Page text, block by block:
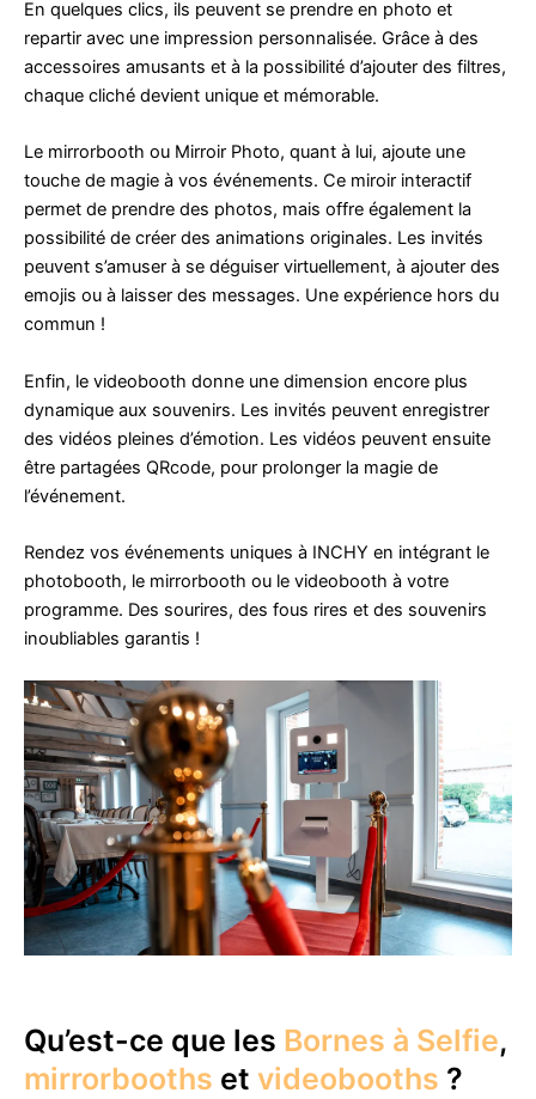
En quelques clics, ils peuvent se prendre en photo et
repartir avec une impression personnalisée. Grâce à des
accessoires amusants et à la possibilité d’ajouter des filtres,
chaque cliché devient unique et mémorable.
Le mirrorbooth ou Mirroir Photo, quant à lui, ajoute une
touche de magie à vos événements. Ce miroir interactif
permet de prendre des photos, mais offre également la
possibilité de créer des animations originales. Les invités
peuvent s’amuser à se déguiser virtuellement, à ajouter des
emojis ou à laisser des messages. Une expérience hors du
commun !
Enfin, le videobooth donne une dimension encore plus
dynamique aux souvenirs. Les invités peuvent enregistrer
des vidéos pleines d’émotion. Les vidéos peuvent ensuite
être partagées QRcode, pour prolonger la magie de
l’événement.
Rendez vos événements uniques à INCHY en intégrant le
photobooth, le mirrorbooth ou le videobooth à votre
programme. Des sourires, des fous rires et des souvenirs
inoubliables garantis !
Qu’est-ce que les Bornes à Selfie,
mirrorbooths et videobooths ?